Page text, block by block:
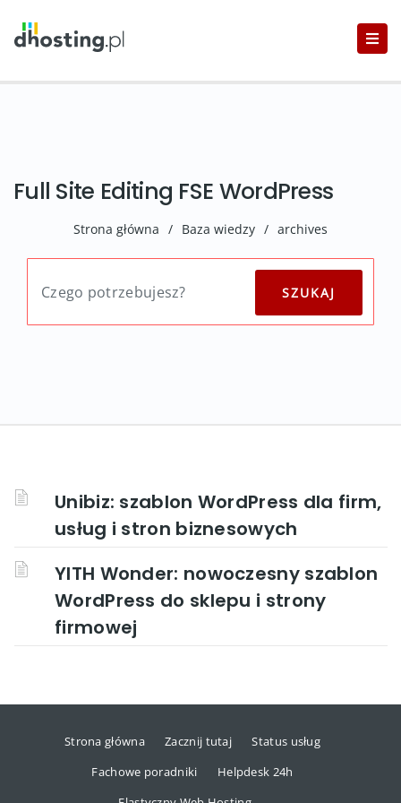
Full Site Editing FSE WordPress
Strona główna / Baza wiedzy / archives
Unibiz: szablon WordPress dla firm,
usług i stron biznesowych
YITH Wonder: nowoczesny szablon
WordPress do sklepu i strony
firmowej
Strona główna Zacznij tutaj
Status usług
Fachowe poradniki
Helpdesk 24h